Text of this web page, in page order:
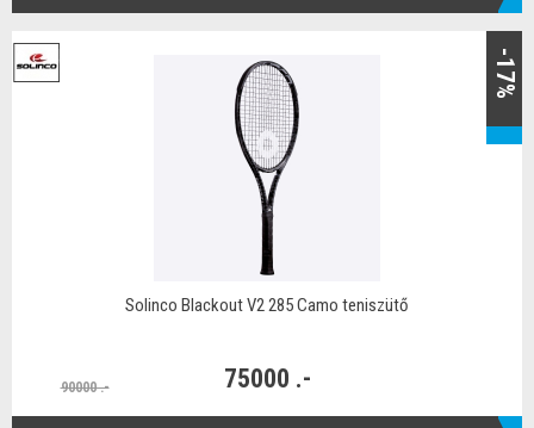
-17%
Solinco Blackout V2 285 Camo teniszütő
90000 .- 75000 .-